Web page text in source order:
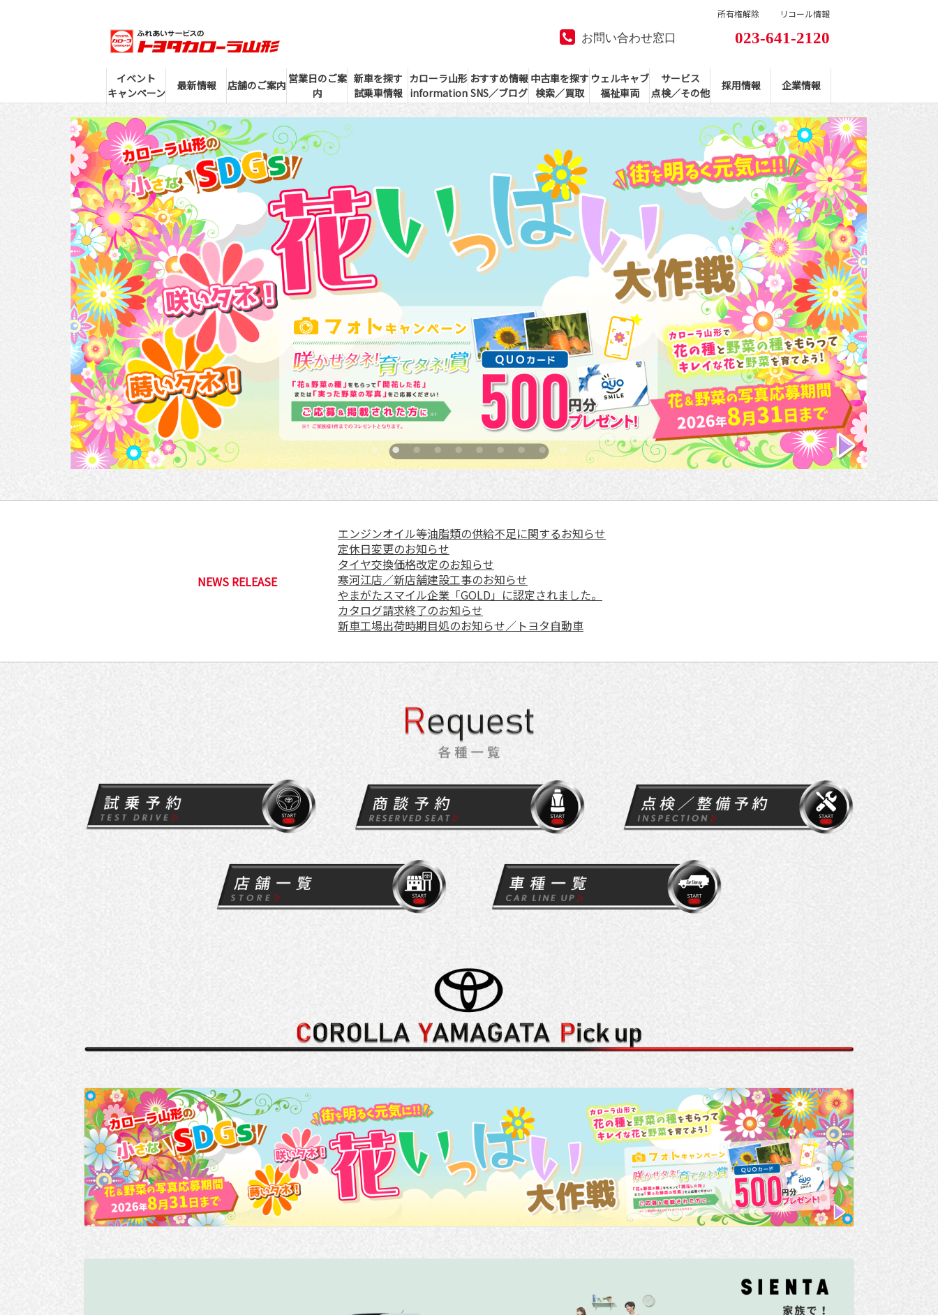
お問い合わせ窓口 023-641-2120
イベント
キャンペーン
最新情報 店舗のご案内 営業日のご案
内
新車を探す
試乗車情報
カローラ山形
information
おすすめ情報
SNS／ブログ
中古車を探す
検索／買取
ウェルキャブ
福祉車両
サービス
点検／その他
採用情報 企業情報
所有権解除 リコール情報
NEWS RELEASE
エンジンオイル等油脂類の供給不足に関するお知らせ
定休日変更のお知らせ
タイヤ交換価格改定のお知らせ
寒河江店／新店舗建設工事のお知らせ
やまがたスマイル企業「GOLD」に認定されました。
カタログ請求終了のお知らせ
新車工場出荷時期目処のお知らせ／トヨタ自動車